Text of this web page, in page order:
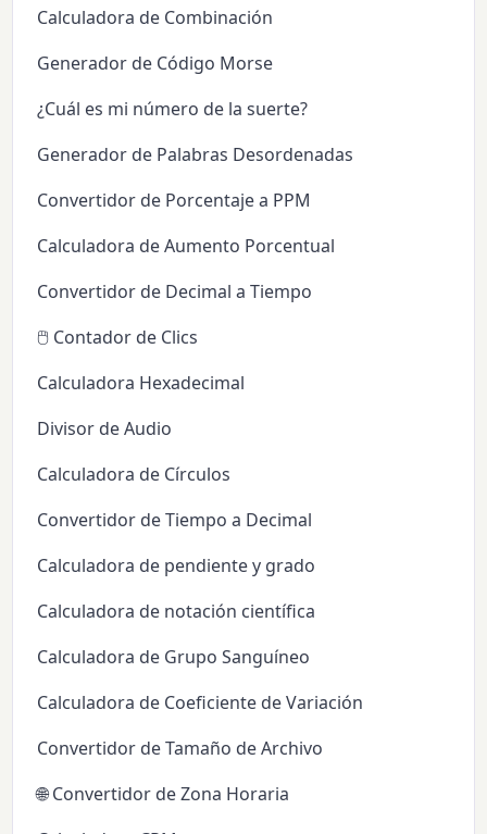
Calculadora de Combinación
Generador de Código Morse
¿Cuál es mi número de la suerte?
Generador de Palabras Desordenadas
Convertidor de Porcentaje a PPM
Calculadora de Aumento Porcentual
Convertidor de Decimal a Tiempo
🖱️ Contador de Clics
Calculadora Hexadecimal
Divisor de Audio
Calculadora de Círculos
Convertidor de Tiempo a Decimal
Calculadora de pendiente y grado
Calculadora de notación científica
Calculadora de Grupo Sanguíneo
Calculadora de Coeficiente de Variación
Convertidor de Tamaño de Archivo
🌐 Convertidor de Zona Horaria